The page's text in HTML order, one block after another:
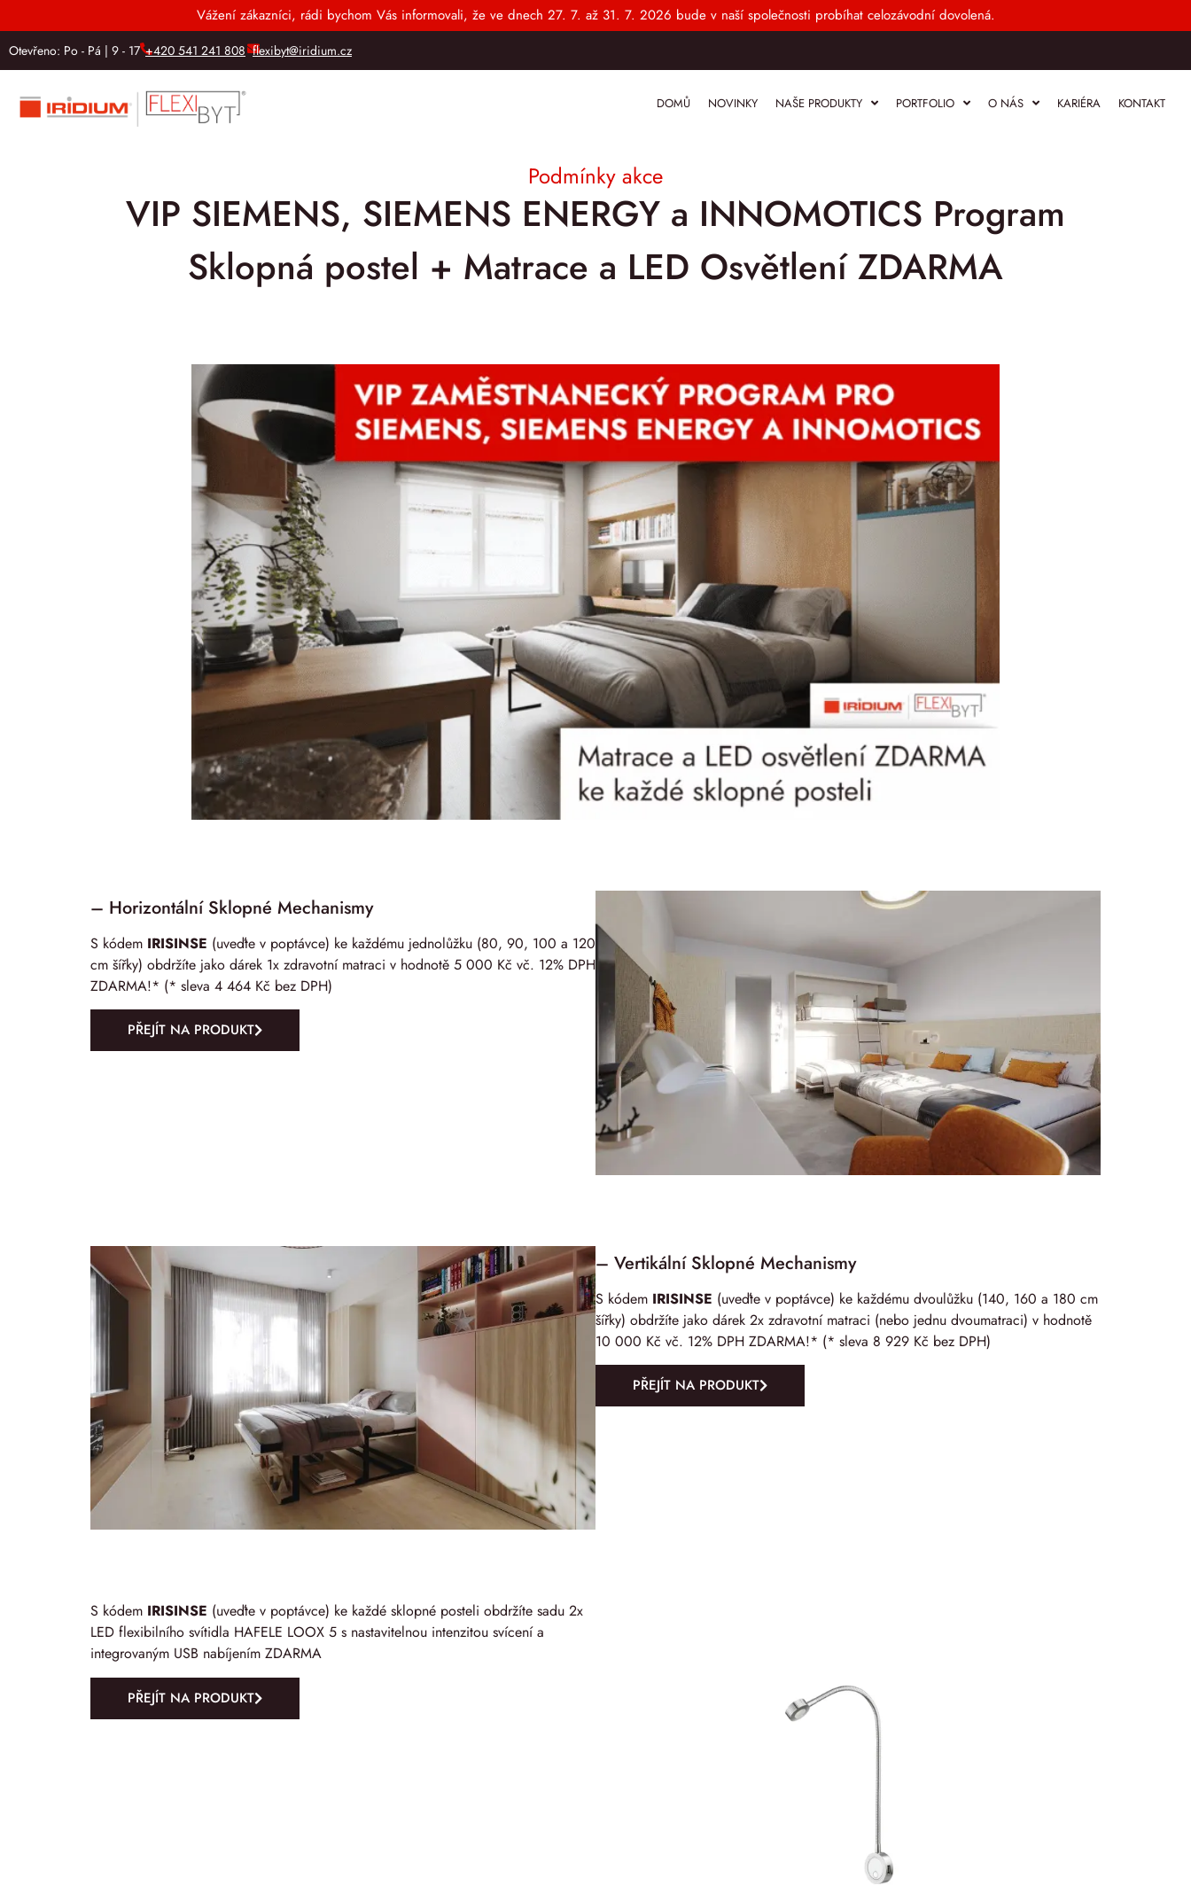
Vážení zákazníci, rádi bychom Vás informovali, že ve dnech 27. 7. až 31. 7. 2026 bude v naší společnosti probíhat celozávodní dovolená.
Otevřeno: Po - Pá | 9 - 17 +420 541 241 808 flexibyt@iridium.cz
DOMŮ NOVINKY NAŠE PRODUKTY PORTFOLIO O NÁS KARIÉRA KONTAKT
Podmínky akce
VIP SIEMENS, SIEMENS ENERGY a INNOMOTICS Program
Sklopná postel + Matrace a LED Osvětlení ZDARMA
– Horizontální Sklopné Mechanismy
S kódem IRISINSE (uveďte v poptávce) ke každému jednolůžku (80, 90, 100 a 120
cm šířky) obdržíte jako dárek 1x zdravotní matraci v hodnotě 5 000 Kč vč. 12% DPH
ZDARMA!* (* sleva 4 464 Kč bez DPH)
PŘEJÍT NA PRODUKT
– Vertikální Sklopné Mechanismy
S kódem IRISINSE (uveďte v poptávce) ke každému dvoulůžku (140, 160 a 180 cm
šířky) obdržíte jako dárek 2x zdravotní matraci (nebo jednu dvoumatraci) v hodnotě
10 000 Kč vč. 12% DPH ZDARMA!* (* sleva 8 929 Kč bez DPH)
PŘEJÍT NA PRODUKT
S kódem IRISINSE (uveďte v poptávce) ke každé sklopné posteli obdržíte sadu 2x
LED flexibilního svítidla HAFELE LOOX 5 s nastavitelnou intenzitou svícení a
integrovaným USB nabíjením ZDARMA
PŘEJÍT NA PRODUKT